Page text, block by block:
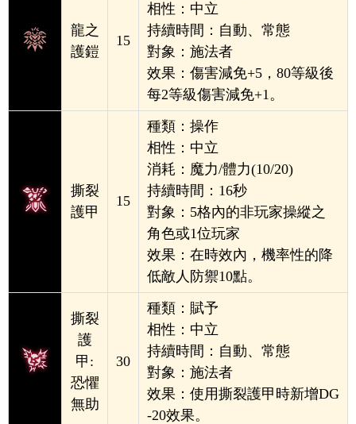
龍之
護鎧
15
相性：中立
持續時間： 自動、常態
對象：施法者
效果：傷害減免+5， 80等級後
每2等級傷害減免+1。
撕裂
護甲
15
種類：操作
相性：中立
消耗：魔力/體力(10/20)
持續時間：16秒
對象：5格內的非玩家操縱之
角色或1位玩家
效果：在時效內，機率性的降
低敵人防禦10點。
撕裂
護
甲:
恐懼
無助
30
種類：賦予
相性：中立
持續時間： 自動、常態
對象：施法者
效果：使用撕裂護甲時新增DG
-20效果。